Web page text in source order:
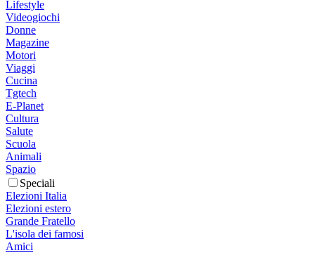
Lifestyle
Videogiochi
Donne
Magazine
Motori
Viaggi
Cucina
Tgtech
E-Planet
Cultura
Salute
Scuola
Animali
Spazio
Speciali
Elezioni Italia
Elezioni estero
Grande Fratello
L'isola dei famosi
Amici